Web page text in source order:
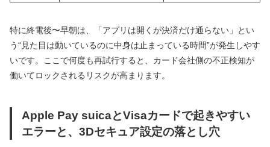
特に終電後〜早朝は、「アプリは開くが決済だけ通らない」とい
う“見た目は動いているのに中身は止まっている時間”が発生しやす
いです。ここで何度も再試行すると、カード会社側の不正検知が
働いてロックされるリスクが高まります。
Apple Pay suicaとVisaカードで起きやすい
エラーと、3Dセキュア設定の落とし穴